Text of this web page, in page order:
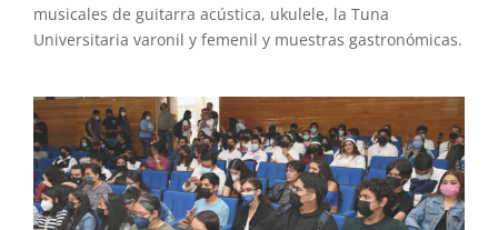
musicales de guitarra acústica, ukulele, la Tuna
Universitaria varonil y femenil y muestras gastronómicas.